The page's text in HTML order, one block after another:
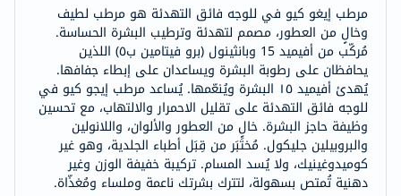
مرطب إيغو كيو في للوجه فائق التهدئة هو مرطب لطيف
وخالٍ من العطور، مصمم لتهدئة وترطيب البشرة الحساسة.
مُركّب من أفيميد 15 وبانثينول (برو فيتامين ب٥) اللذين
يحافظان على رطوبة البشرة ويساعدان على إبطاء جفافها.
يُهدئ أفيميد ١٥ البشرة ويُنعّمها. يُساعد مرطب إيجو كيو في
للوجه فائق التهدئة على تقليل الاحمرار والالتهاب، مع تحسين
وظيفة حاجز البشرة. خالٍ من العطور والألوان، واللانولين
والبروبيلين جليكول. مُختَبَر من قِبَل أطباء الجلدية، وهو غير
كوميدوغينيك، ولا يُسد المسام. تركيبة خفيفة الوزن وغير
دهنية تُمتص بسهولة، لتترك بشرتك ناعمة وملساء ومُغذّاة.